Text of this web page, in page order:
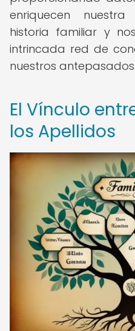
enriquecen
historia familiar y
intrincada red de
nuestros antepasados.
El Vínculo
los Apellidos